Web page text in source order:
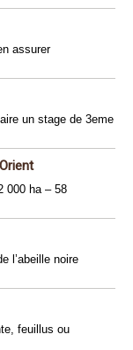
assurer
un stage de 3eme
000 ha – 58
l’abeille noire
feuillus ou